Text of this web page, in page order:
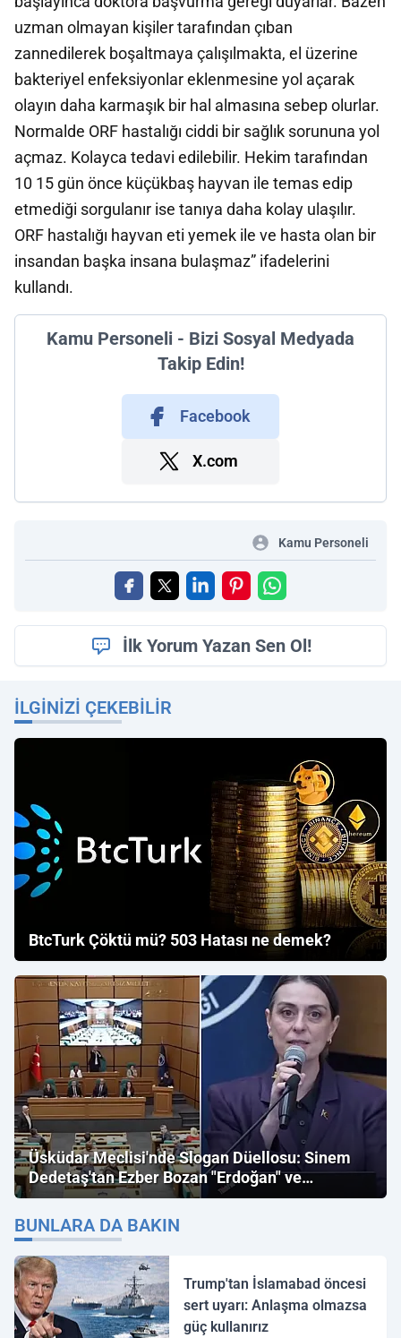
uzman olmayan kişiler tarafından çıban
zannedilerek boşaltmaya çalışılmakta, el üzerine
bakteriyel enfeksiyonlar eklenmesine yol açarak
olayın daha karmaşık bir hal almasına sebep olurlar.
Normalde ORF hastalığı ciddi bir sağlık sorununa yol
açmaz. Kolayca tedavi edilebilir. Hekim tarafından
10 15 gün önce küçükbaş hayvan ile temas edip
etmediği sorgulanır ise tanıya daha kolay ulaşılır.
ORF hastalığı hayvan eti yemek ile ve hasta olan bir
insandan başka insana bulaşmaz” ifadelerini
kullandı.
Kamu Personeli - Bizi Sosyal Medyada
Takip Edin!
Facebook
X.com
Kamu Personeli
İlk Yorum Yazan Sen Ol!
İLGINIZI ÇEKEBILIR
BtcTurk Çöktü mü? 503 Hatası ne demek?
Üsküdar Meclisi'nde Slogan Düellosu: Sinem
Dedetaş'tan Ezber Bozan "Erdoğan" ve
"İmamoğlu" Çıkışı!
BUNLARA DA BAKIN
Trump'tan İslamabad öncesi
sert uyarı: Anlaşma olmazsa
güç kullanırız